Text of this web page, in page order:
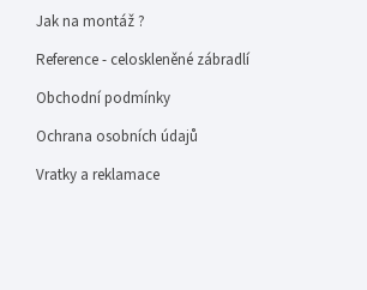
Jak na montáž ?
Reference - celoskleněné zábradlí
Obchodní podmínky
Ochrana osobních údajů
Vratky a reklamace